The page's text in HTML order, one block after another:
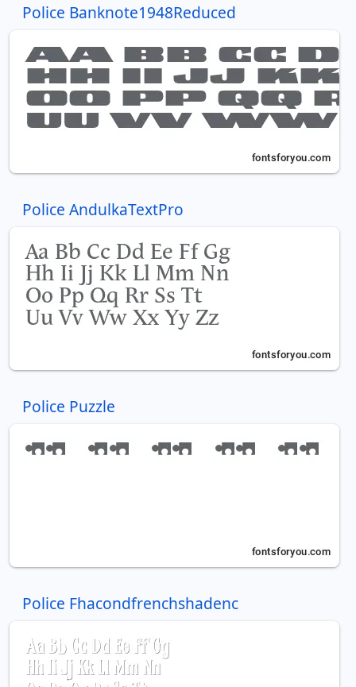
Police Banknote1948Reduced
Police AndulkaTextPro
Police Puzzle
Police Fhacondfrenchshadenc